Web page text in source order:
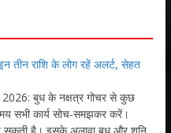
राशि के लोग रहें अलर्ट, सेहत
बुध के नक्षत्र गोचर से कुछ
सभी कार्य सोच-समझकर करें।